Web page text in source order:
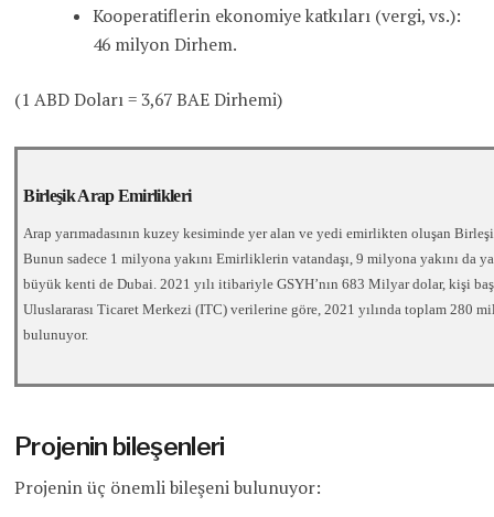
Kooperatiflerin ekonomiye katkıları (vergi, vs.):
46 milyon Dirhem.
(1 ABD Doları = 3,67 BAE Dirhemi)
Birleşik Arap Emirlikleri
Arap yarımadasının kuzey kesiminde yer alan ve yedi emirlikten oluşan
Bunun sadece 1 milyona yakını Emirliklerin vatandaşı, 9 milyona yakını da
büyük kenti de Dubai. 2021 yılı itibariyle GSYH’nın 683 Milyar dolar, kişi
Uluslararası Ticaret Merkezi (ITC) verilerine göre, 2021 yılında toplam 280
bulunuyor.
Projenin bileşenleri
Projenin üç önemli bileşeni bulunuyor: